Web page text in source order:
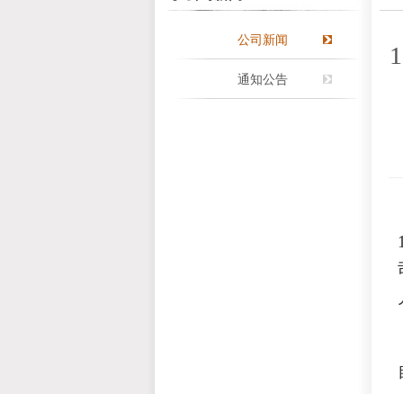
公司新闻
通知公告